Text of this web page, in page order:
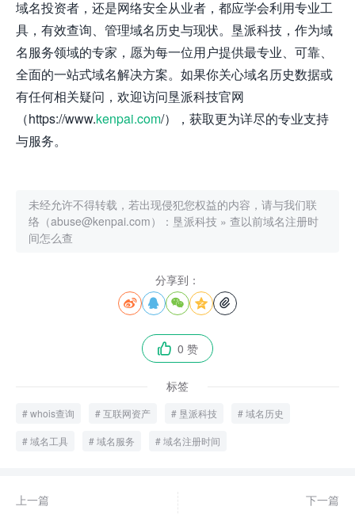
域名投资者，还是网络安全从业者，都应学会利用专业工
具，有效查询、管理域名历史与现状。垦派科技，作为域
名服务领域的专家，愿为每一位用户提供最专业、可靠、
全面的一站式域名解决方案。如果你关心域名历史数据或
有任何相关疑问，欢迎访问垦派科技官网
（https://www.kenpai.com/），获取更为详尽的专业支持
与服务。
未经允许不得转载，若出现侵犯您权益的内容，请与我们联
络（abuse@kenpai.com）： 垦派科技 » 查以前域名注册时
间怎么查
分享到：
    
 0 赞
标签
whois查询 互联网资产 垦派科技 域名历史
域名工具 域名服务 域名注册时间
上一篇
下一篇